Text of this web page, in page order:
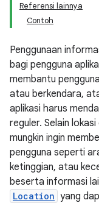
Referensi lainnya
Contoh
Penggunaan
bagi pengguna
membantu
atau berkendara,
aplikasi harus
reguler. Selain
mungkin ingin
pengguna seperti
ketinggian, atau
beserta informasi
Location yang